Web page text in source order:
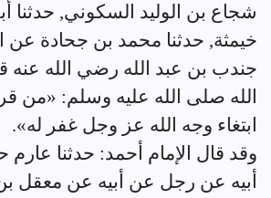
شجاع بن الوليد السكوني, حدثنا
خيمثة, حدثنا محمد بن جحادة
جندب بن عبد الله رضي الله
الله صلى الله عليه وسلم: «من
ابتغاء وجه الله عز وجل غفر له».
وقد قال الإمام أحمد: حدثنا عارم
أبيه عن رجل عن أبيه عن معقل